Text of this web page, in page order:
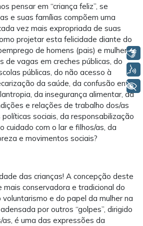
pensar em “criança feliz”, se
e suas famílias compõem uma
vez mais expropriada de suas
projetar esta felicidade diante do
de homens (pais) e mulheres
de vagas em creches públicas, do
públicas, do não acesso à
da saúde, da confusão entre
da insegurança alimentar, da
e relações de trabalho dos/as
sociais, da responsabilização
cuidado com o lar e filhos/as, da
e movimentos sociais?
das crianças! A concepção deste
mais conservadora e tradicional do
e do papel da mulher na
por outros “golpes”, dirigido
é uma das expressões da
Libras
Voz
+ Acessibilidade